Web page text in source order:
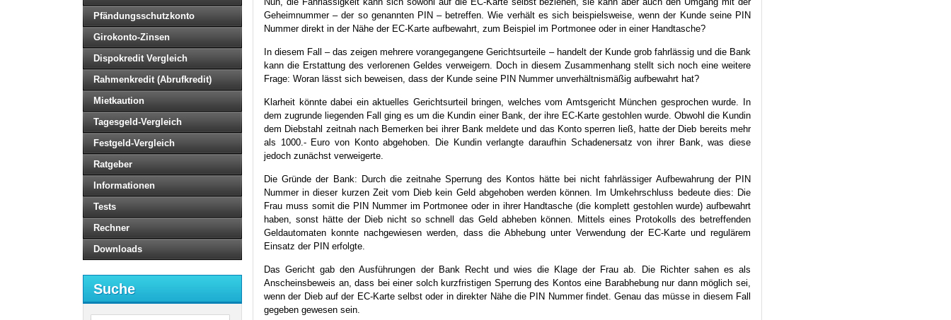
Geheimnummer – der so genannten PIN – betreffen. Wie verhält es sich beispielsweise, wenn der Kunde seine PIN
Nummer direkt in der Nähe der EC-Karte aufbewahrt, zum Beispiel im Portmonee oder in einer Handtasche?
In diesem Fall – das zeigen mehrere vorangegangene Gerichtsurteile – handelt der Kunde grob fahrlässig und die Bank
kann die Erstattung des verlorenen Geldes verweigern. Doch in diesem Zusammenhang stellt sich noch eine weitere
Frage: Woran lässt sich beweisen, dass der Kunde seine PIN Nummer unverhältnismäßig aufbewahrt hat?
Klarheit könnte dabei ein aktuelles Gerichtsurteil bringen, welches vom Amtsgericht München gesprochen wurde. In
dem zugrunde liegenden Fall ging es um die Kundin einer Bank, der ihre EC-Karte gestohlen wurde. Obwohl die Kundin
dem Diebstahl zeitnah nach Bemerken bei ihrer Bank meldete und das Konto sperren ließ, hatte der Dieb bereits mehr
als 1000.- Euro von Konto abgehoben. Die Kundin verlangte daraufhin Schadenersatz von ihrer Bank, was diese
jedoch zunächst verweigerte.
Die Gründe der Bank: Durch die zeitnahe Sperrung des Kontos hätte bei nicht fahrlässiger Aufbewahrung der PIN
Nummer in dieser kurzen Zeit vom Dieb kein Geld abgehoben werden können. Im Umkehrschluss bedeute dies: Die
Frau muss somit die PIN Nummer im Portmonee oder in ihrer Handtasche (die komplett gestohlen wurde) aufbewahrt
haben, sonst hätte der Dieb nicht so schnell das Geld abheben können. Mittels eines Protokolls des betreffenden
Geldautomaten konnte nachgewiesen werden, dass die Abhebung unter Verwendung der EC-Karte und regulärem
Einsatz der PIN erfolgte.
Das Gericht gab den Ausführungen der Bank Recht und wies die Klage der Frau ab. Die Richter sahen es als
Anscheinsbeweis an, dass bei einer solch kurzfristigen Sperrung des Kontos eine Barabhebung nur dann möglich sei,
wenn der Dieb auf der EC-Karte selbst oder in direkter Nähe die PIN Nummer findet. Genau das müsse in diesem Fall
gegeben gewesen sein.
Pfändungsschutzkonto
Girokonto-Zinsen
Dispokredit Vergleich
Rahmenkredit (Abrufkredit)
Mietkaution
Tagesgeld-Vergleich
Festgeld-Vergleich
Ratgeber
Informationen
Tests
Rechner
Downloads
Suche